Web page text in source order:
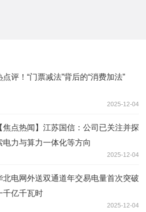
点评！“门票减法”背后的“消费加法”
2025-12-04
焦点热闻】江苏国信：公司已关注并探
电力与算力一体化等方向
2025-12-04
北电网外送双通道年交易电量首次突破
千亿千瓦时
2025-12-04